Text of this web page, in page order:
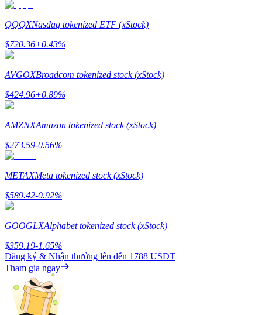
Staking
Lợi nhuận cao và truy cập ngay lập tức
Launchpool
Đặt cọc linh hoạt để kiếm được các token phổ biến.
QQQXNasdaq tokenized ETF (xStock)
$720.36+0.43%
AVGOXBroadcom tokenized stock (xStock)
$424.96+0.89%
AMZNXAmazon tokenized stock (xStock)
$273.59-0.56%
METAXMeta tokenized stock (xStock)
$589.42-0.92%
GOOGLXAlphabet tokenized stock (xStock)
$359.19-1.65%
Đăng ký & Nhận thưởng lên đến 1788 USDT
Tham gia ngay